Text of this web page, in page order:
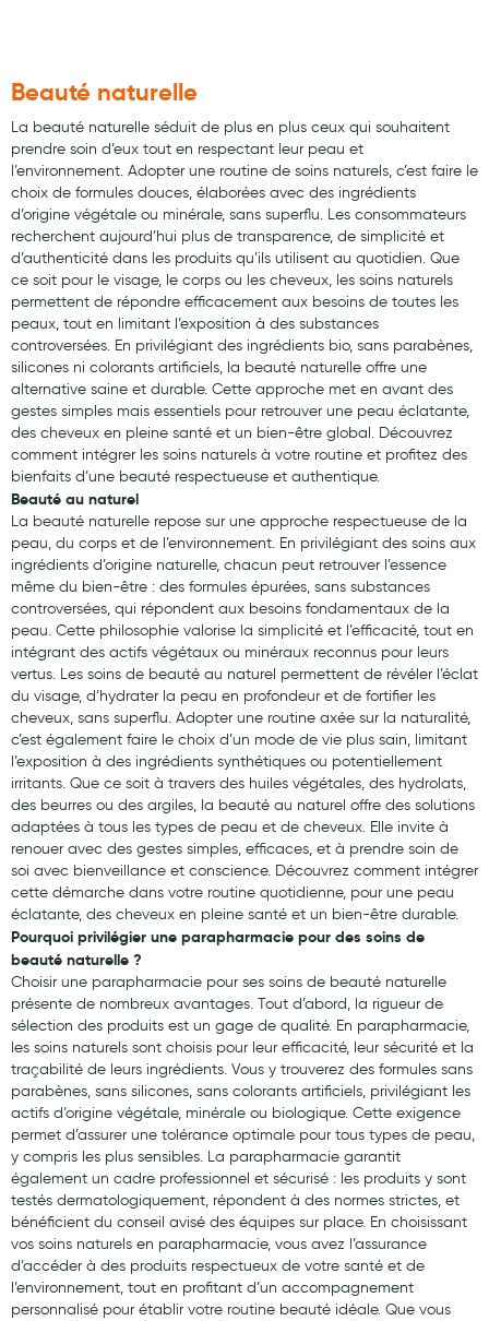
Beauté naturelle
La beauté naturelle séduit de plus en plus ceux qui souhaitent
prendre soin d’eux tout en respectant leur peau et
l’environnement. Adopter une routine de soins naturels, c’est faire le
choix de formules douces, élaborées avec des ingrédients
d’origine végétale ou minérale, sans superflu. Les consommateurs
recherchent aujourd’hui plus de transparence, de simplicité et
d’authenticité dans les produits qu’ils utilisent au quotidien. Que
ce soit pour le visage, le corps ou les cheveux, les soins naturels
permettent de répondre efficacement aux besoins de toutes les
peaux, tout en limitant l’exposition à des substances
controversées. En privilégiant des ingrédients bio, sans parabènes,
silicones ni colorants artificiels, la beauté naturelle offre une
alternative saine et durable. Cette approche met en avant des
gestes simples mais essentiels pour retrouver une peau éclatante,
des cheveux en pleine santé et un bien-être global. Découvrez
comment intégrer les soins naturels à votre routine et profitez des
bienfaits d’une beauté respectueuse et authentique.
Beauté au naturel
La beauté naturelle repose sur une approche respectueuse de la
peau, du corps et de l’environnement. En privilégiant des soins aux
ingrédients d’origine naturelle, chacun peut retrouver l’essence
même du bien-être : des formules épurées, sans substances
controversées, qui répondent aux besoins fondamentaux de la
peau. Cette philosophie valorise la simplicité et l’efficacité, tout en
intégrant des actifs végétaux ou minéraux reconnus pour leurs
vertus. Les soins de beauté au naturel permettent de révéler l’éclat
du visage, d’hydrater la peau en profondeur et de fortifier les
cheveux, sans superflu. Adopter une routine axée sur la naturalité,
c’est également faire le choix d’un mode de vie plus sain, limitant
l’exposition à des ingrédients synthétiques ou potentiellement
irritants. Que ce soit à travers des huiles végétales, des hydrolats,
des beurres ou des argiles, la beauté au naturel offre des solutions
adaptées à tous les types de peau et de cheveux. Elle invite à
renouer avec des gestes simples, efficaces, et à prendre soin de
soi avec bienveillance et conscience. Découvrez comment intégrer
cette démarche dans votre routine quotidienne, pour une peau
éclatante, des cheveux en pleine santé et un bien-être durable.
Pourquoi privilégier une parapharmacie pour des soins de
beauté naturelle ?
Choisir une parapharmacie pour ses soins de beauté naturelle
présente de nombreux avantages. Tout d’abord, la rigueur de
sélection des produits est un gage de qualité. En parapharmacie,
les soins naturels sont choisis pour leur efficacité, leur sécurité et la
traçabilité de leurs ingrédients. Vous y trouverez des formules sans
parabènes, sans silicones, sans colorants artificiels, privilégiant les
actifs d’origine végétale, minérale ou biologique. Cette exigence
permet d’assurer une tolérance optimale pour tous types de peau,
y compris les plus sensibles. La parapharmacie garantit
également un cadre professionnel et sécurisé : les produits y sont
testés dermatologiquement, répondent à des normes strictes, et
bénéficient du conseil avisé des équipes sur place. En choisissant
vos soins naturels en parapharmacie, vous avez l’assurance
d’accéder à des produits respectueux de votre santé et de
l’environnement, tout en profitant d’un accompagnement
personnalisé pour établir votre routine beauté idéale. Que vous